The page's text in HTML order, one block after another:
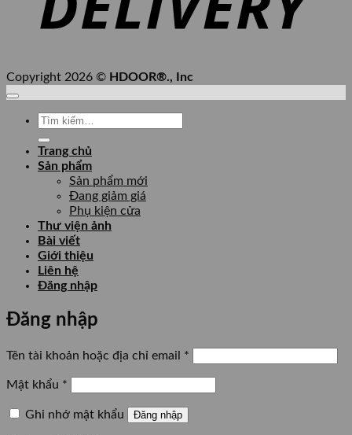
Copyright 2026 © HDOOR®., Inc
Tìm
Trang chủ
Sản phẩm
Sản phẩm mới
Đang giảm giá
Phụ kiện cửa
Thư viện ảnh
Bài viết
Giới thiệu
Liên hệ
Đăng nhập
Đăng nhập
Tên tài khoản hoặc địa chỉ email *
Mật khẩu *
Ghi nhớ mật khẩu
Đăng nhập